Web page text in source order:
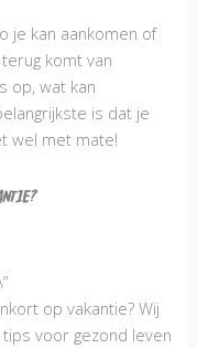
je kan aankomen of
komt van
op, wat kan
is dat je
wel met mate!
op vakantie? Wij
voor gezond leven